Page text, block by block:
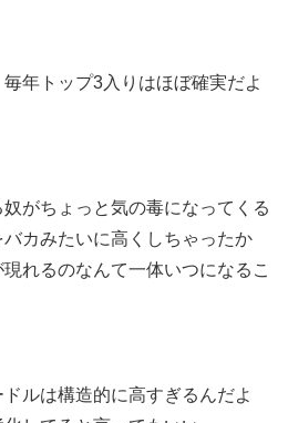
年トップ3入りはほぼ確実だよ
がちょっと気の毒になってくる
カみたいに高くしちゃったか
れるのなんて一体いつになるこ
ルは構造的に高すぎるんだよ